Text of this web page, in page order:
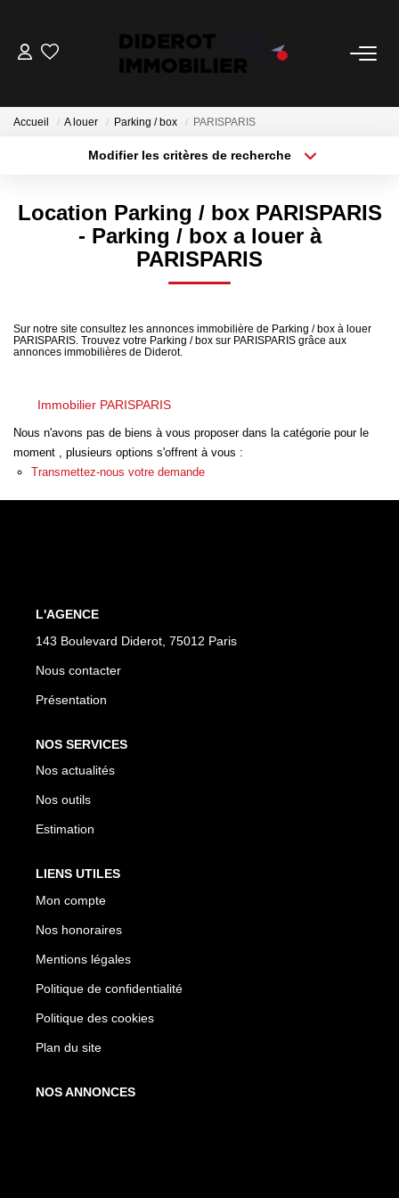
GESTION
Nos Services Gestion
CONTACT
Accueil A louer Parking / box PARISPARIS
Modifier les critères de recherche
Plus de critères Créer une alerte
Location Parking / box PARISPARIS
- Parking / box a louer à
PARISPARIS
Sur notre site consultez les annonces immobilière de Parking / box à louer
PARISPARIS. Trouvez votre Parking / box sur PARISPARIS grâce aux
annonces immobilières de Diderot.
Immobilier PARISPARIS
Nous n'avons pas de biens à vous proposer dans la catégorie pour le
moment , plusieurs options s'offrent à vous :
Transmettez-nous votre demande
L'AGENCE
143 Boulevard Diderot, 75012 Paris
Nous contacter
Présentation
NOS SERVICES
Nos actualités
Nos outils
Estimation
LIENS UTILES
Mon compte
Nos honoraires
Mentions légales
Politique de confidentialité
Politique des cookies
Plan du site
NOS ANNONCES